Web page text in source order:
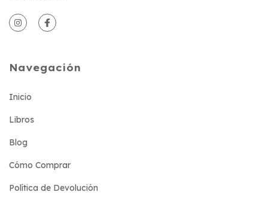
Navegación
Inicio
Libros
Blog
Cómo Comprar
Política de Devolución